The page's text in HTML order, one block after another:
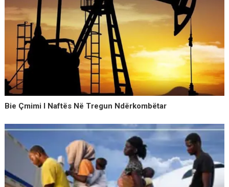
Bie Çmimi I Naftës Në Tregun Ndërkombëtar